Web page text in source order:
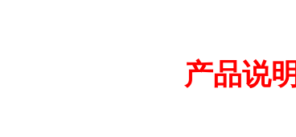
产品说明